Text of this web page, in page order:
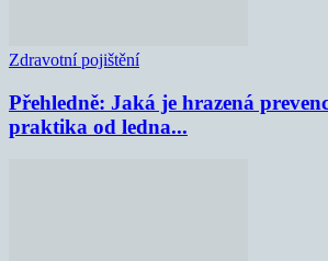
Zdravotní pojištění
Přehledně: Jaká je hrazená
praktika od ledna...